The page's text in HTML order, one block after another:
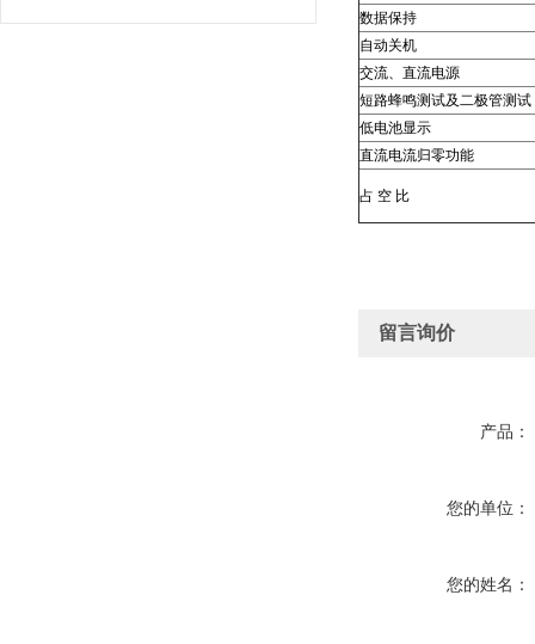
数据保持
自动关机
交流、直流电源
短路蜂鸣测试及二极管测试
低电池显示
直流电流归零功能
占 空 比
留言询价
产品：
您的单位：
您的姓名：